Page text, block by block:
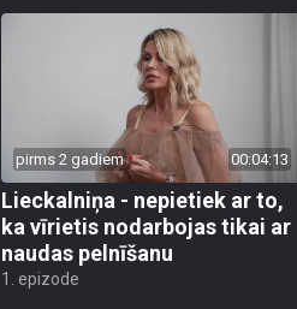
pirms 2 gadiem 00:04:13
Lieckalniņa - nepietiek ar to,
ka vīrietis nodarbojas tikai ar
naudas pelnīšanu
1. epizode